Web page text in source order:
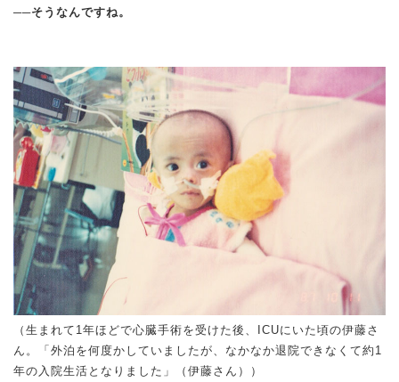
──そうなんですね。
（生まれて1年ほどで心臓手術を受けた後、ICUにいた頃の伊藤さ
ん。「外泊を何度かしていましたが、なかなか退院できなくて約1
年の入院生活となりました」（伊藤さん））